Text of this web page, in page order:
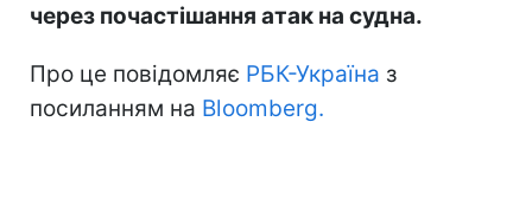
через почастішання атак на судна.
Про це повідомляє РБК-Україна з
посиланням на Bloomberg.